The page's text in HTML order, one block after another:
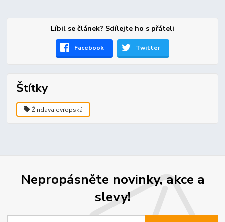
Líbil se článek? Sdílejte ho s přáteli
Facebook Twitter
Štítky
Žindava evropská
Nepropásněte novinky, akce a
slevy!